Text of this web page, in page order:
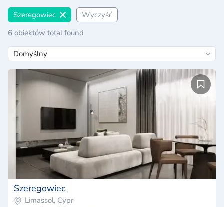
Szeregowiec
Wyczyść
6 obiektów total found
Szeregowiec
Limassol, Cypr